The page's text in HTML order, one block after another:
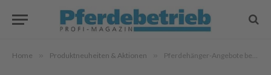
Home » Produktneuheiten & Aktionen » Pferdehänger-Angebote beim Humbaur-Werksverkauf